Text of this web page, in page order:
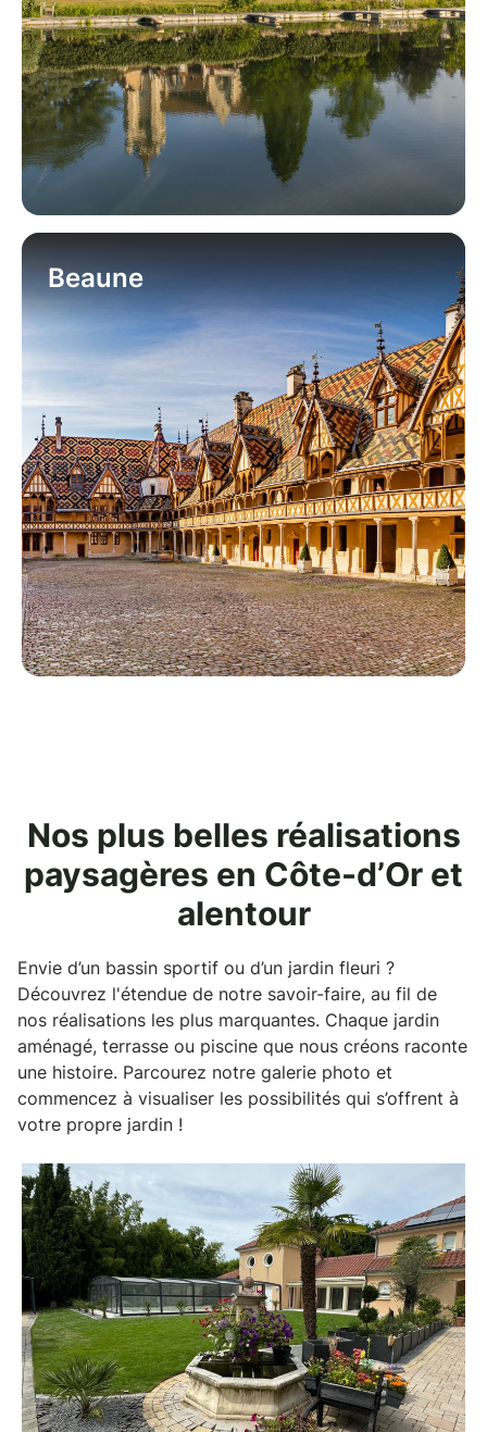
Beaune
Nos plus belles réalisations
paysagères en Côte-d’Or et
alentour
Envie d’un bassin sportif ou d’un jardin fleuri ?
Découvrez l'étendue de notre savoir-faire, au fil de
nos réalisations les plus marquantes. Chaque jardin
aménagé, terrasse ou piscine que nous créons raconte
une histoire. Parcourez notre galerie photo et
commencez à visualiser les possibilités qui s’offrent à
votre propre jardin !